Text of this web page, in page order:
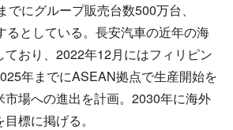
でにグループ販売台数500万台、
るとしている。長安汽車の近年の海
おり、2022年12月にはフィリピン
年までにASEAN拠点で生産開始を
場への進出を計画。 2030年に海外
目標に掲げる。